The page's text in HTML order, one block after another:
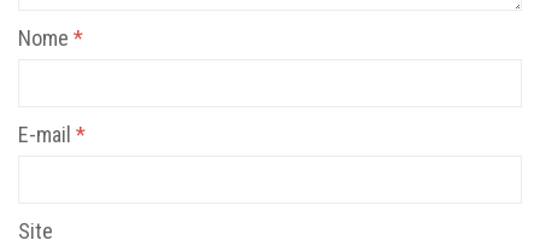
Nome *
E-mail *
Site